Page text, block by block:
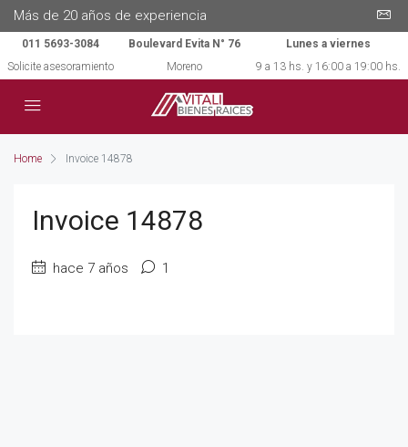
Más de 20 años de experiencia
011 5693-3084
Solicite asesoramiento
Boulevard Evita N° 76
Moreno
Lunes a viernes
9 a 13 hs. y 16:00 a 19:00 hs.
Home Invoice 14878
Invoice 14878
hace 7 años 1